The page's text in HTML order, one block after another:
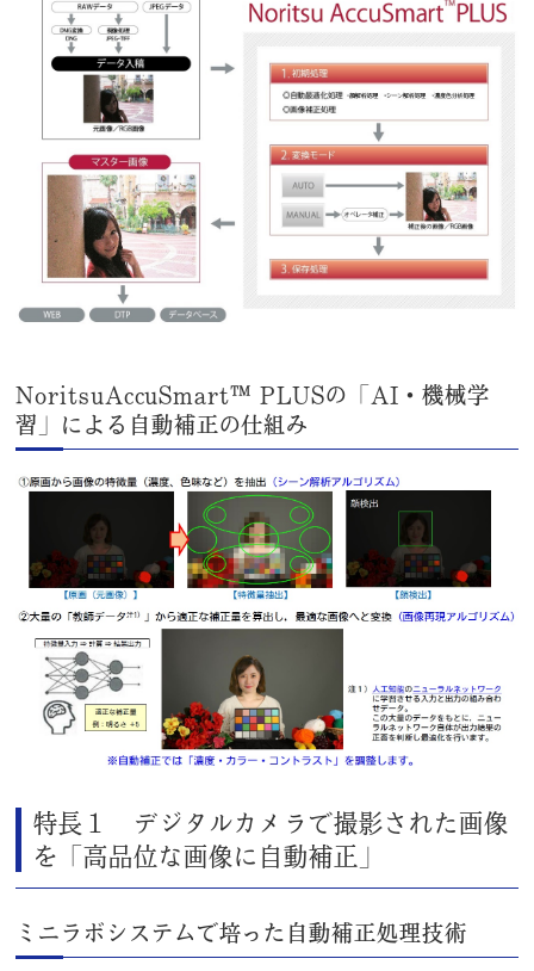
NoritsuAccuSmart™ PLUSの「AI・機械学
習」による自動補正の仕組み
特長１ デジタルカメラで撮影された画像
を「高品位な画像に自動補正」
ミニラボシステムで培った自動補正処理技術